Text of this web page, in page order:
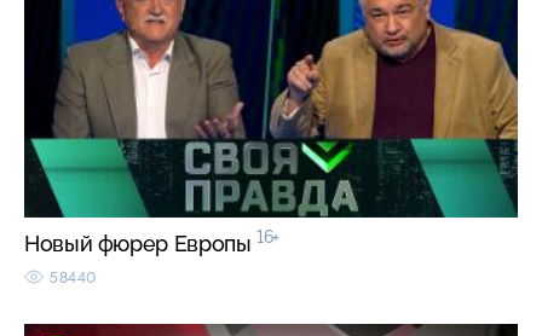
Новый фюрер Европы 16+
58440